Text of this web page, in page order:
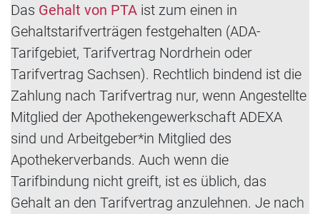
Das Gehalt von PTA ist zum einen in
Gehaltstarifverträgen festgehalten (ADA-
Tarifgebiet, Tarifvertrag Nordrhein oder
Tarifvertrag Sachsen). Rechtlich bindend ist die
Zahlung nach Tarifvertrag nur, wenn Angestellte
Mitglied der Apothekengewerkschaft ADEXA
sind und Arbeitgeber*in Mitglied des
Apothekerverbands. Auch wenn die
Tarifbindung nicht greift, ist es üblich, das
Gehalt an den Tarifvertrag anzulehnen. Je nach